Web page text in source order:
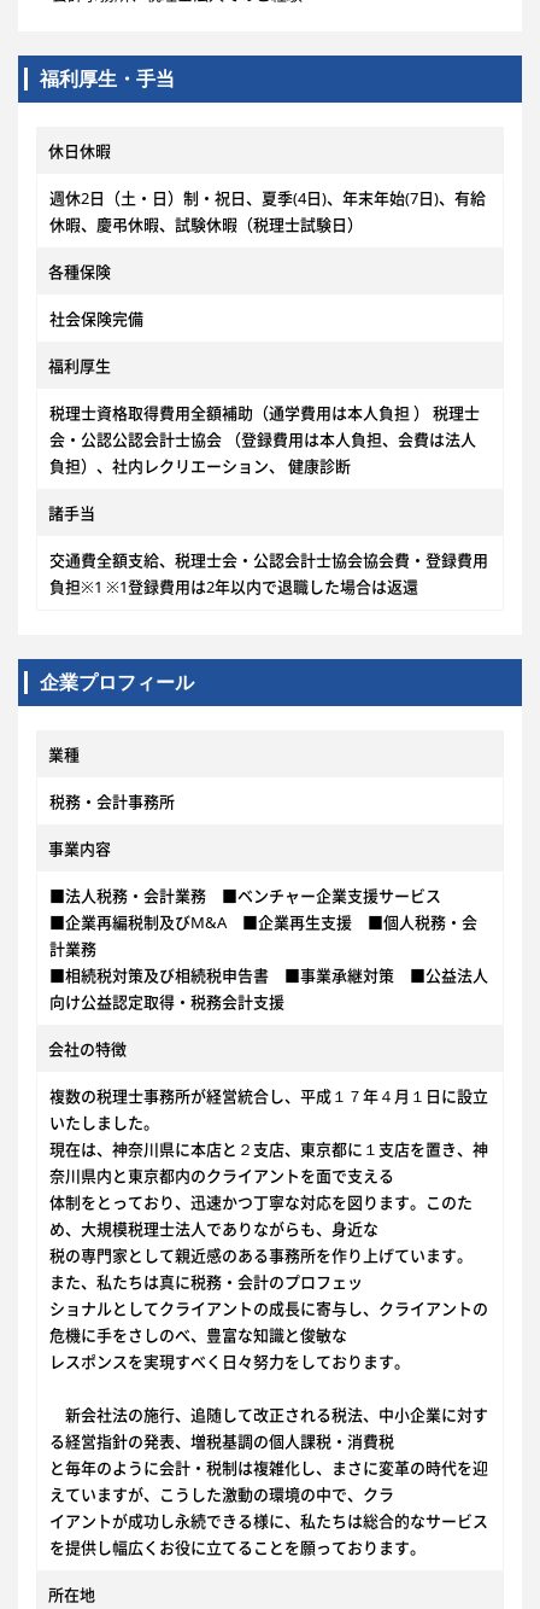
福利厚生・手当
休日休暇
週休2日（土・日）制・祝日、夏季(4日)、年末年始(7日)、有給
休暇、慶弔休暇、試験休暇（税理士試験日）
各種保険
社会保険完備
福利厚生
税理士資格取得費用全額補助（通学費用は本人負担 ） 税理士
会・公認公認会計士協会 （登録費用は本人負担、会費は法人
負担）、社内レクリエーション、 健康診断
諸手当
交通費全額支給、税理士会・公認会計士協会協会費・登録費用
負担※1 ※1登録費用は2年以内で退職した場合は返還
企業プロフィール
業種
税務・会計事務所
事業内容
■法人税務・会計業務 ■ベンチャー企業支援サービス
■企業再編税制及びM&A ■企業再生支援 ■個人税務・会
計業務
■相続税対策及び相続税申告書 ■事業承継対策 ■公益法人
向け公益認定取得・税務会計支援
会社の特徴
複数の税理士事務所が経営統合し、平成１７年４月１日に設立
いたしました。
現在は、神奈川県に本店と２支店、東京都に１支店を置き、神
奈川県内と東京都内のクライアントを面で支える
体制をとっており、迅速かつ丁寧な対応を図ります。このた
め、大規模税理士法人でありながらも、身近な
税の専門家として親近感のある事務所を作り上げています。
また、私たちは真に税務・会計のプロフェッ
ショナルとしてクライアントの成長に寄与し、クライアントの
危機に手をさしのべ、豊富な知識と俊敏な
レスポンスを実現すべく日々努力をしております。
新会社法の施行、追随して改正される税法、中小企業に対す
る経営指針の発表、増税基調の個人課税・消費税
と毎年のように会計・税制は複雑化し、まさに変革の時代を迎
えていますが、こうした激動の環境の中で、クラ
イアントが成功し永続できる様に、私たちは総合的なサービス
を提供し幅広くお役に立てることを願っております。
所在地